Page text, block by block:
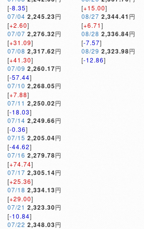
[-8.35]
07/04 2,245.23円
[+2.60]
07/07 2,276.32円
[+31.09]
07/08 2,317.62円
[+41.30]
07/09 2,260.17円
[-57.44]
07/10 2,268.05円
[+7.88]
07/11 2,250.02円
[-18.03]
07/14 2,249.66円
[-0.36]
07/15 2,205.04円
[-44.62]
07/16 2,279.78円
[+74.74]
07/17 2,305.14円
[+25.36]
07/18 2,334.13円
[+29.00]
07/21 2,323.30円
[-10.84]
07/22 2,348.03円
[+15.00]
08/27 2,344.41 円
[+6.71]
08/28 2,336.84円
[-7.57]
08/29 2,323.98円
[-12.86]